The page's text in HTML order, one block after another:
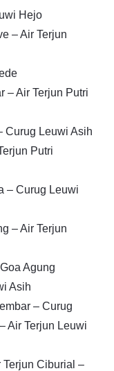
Hejo
– Air Terjun
– Air Terjun Putri
Curug Leuwi Asih
Putri
– Curug Leuwi
– Air Terjun
Agung
Asih
– Curug
Air Terjun Leuwi
Ciburial –